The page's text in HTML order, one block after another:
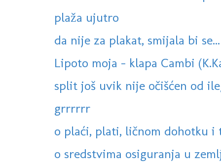
plaža ujutro
da nije za plakat, smijala bi se...
Lipoto moja - klapa Cambi
split još uvik nije očišćen od
grrrrrr
o plaći, plati, ličnom dohotku i
o sredstvima osiguranja u